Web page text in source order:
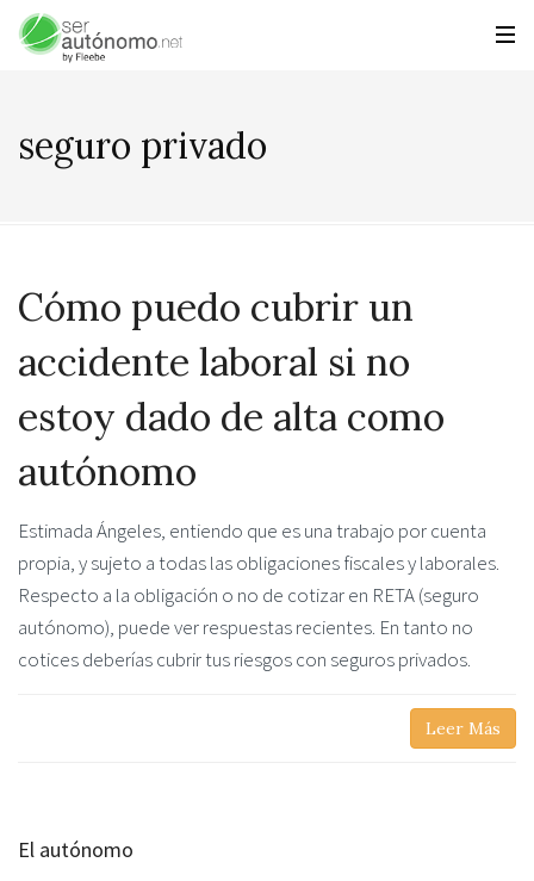
seguro privado
Cómo puedo cubrir un
accidente laboral si no
estoy dado de alta como
autónomo
Estimada Ángeles, entiendo que es una trabajo por cuenta
propia, y sujeto a todas las obligaciones fiscales y laborales.
Respecto a la obligación o no de cotizar en RETA (seguro
autónomo), puede ver respuestas recientes. En tanto no
cotices deberías cubrir tus riesgos con seguros privados.
Leer Más
El autónomo